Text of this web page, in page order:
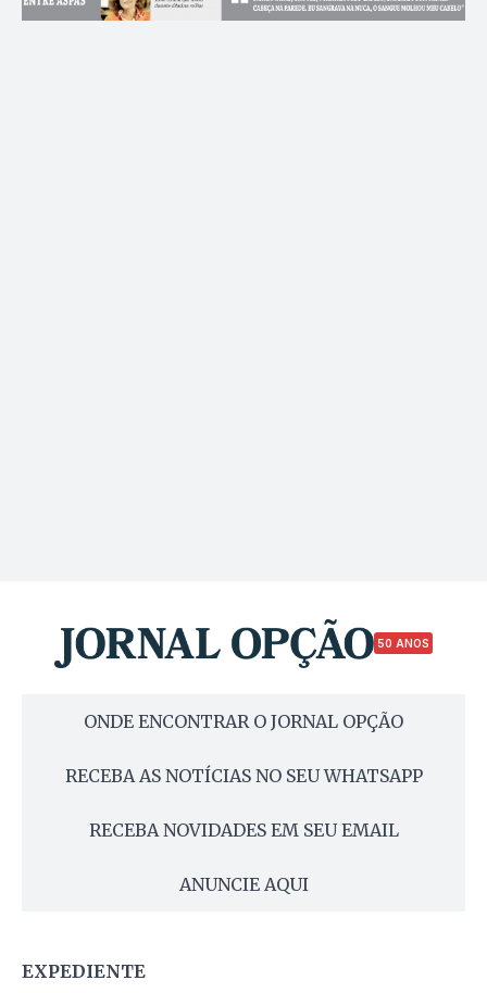
50 ANOS
ONDE ENCONTRAR O JORNAL OPÇÃO
RECEBA AS NOTÍCIAS NO SEU WHATSAPP
RECEBA NOVIDADES EM SEU EMAIL
ANUNCIE AQUI
EXPEDIENTE